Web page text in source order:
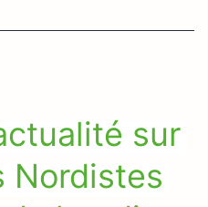
sur
Nordistes